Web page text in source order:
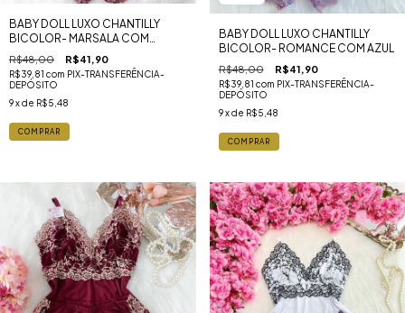
BABY DOLL LUXO CHANTILLY
BICOLOR- MARSALA COM
DOURADO
R$48,00 R$41,90
R$39,81 com PIX-TRANSFERÊNCIA-
DEPÓSITO
9x de R$5,48
COMPRAR
BABY DOLL LUXO CHANTILLY
BICOLOR- ROMANCE COM AZUL
R$48,00 R$41,90
R$39,81 com PIX-TRANSFERÊNCIA-
DEPÓSITO
9 x de R$5,48
COMPRAR